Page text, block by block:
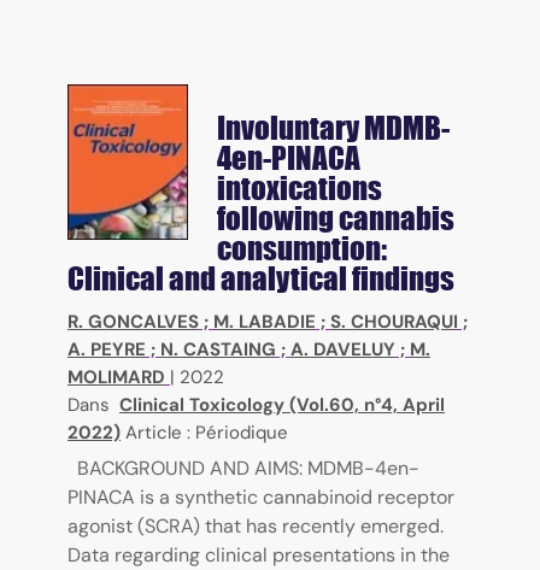
Involuntary MDMB-
4en-PINACA
intoxications
following cannabis
consumption:
Clinical and analytical findings
R. GONCALVES ; M. LABADIE ; S. CHOURAQUI ;
A. PEYRE ; N. CASTAING ; A. DAVELUY ; M.
MOLIMARD | 2022
Dans Clinical Toxicology (Vol.60, n°4, April
2022) Article : Périodique
BACKGROUND AND AIMS: MDMB-4en-
PINACA is a synthetic cannabinoid receptor
agonist (SCRA) that has recently emerged.
Data regarding clinical presentations in the